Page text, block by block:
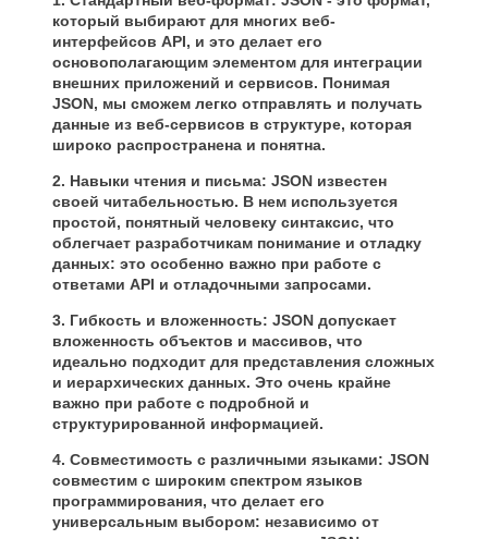
который выбирают для многих веб-
интерфейсов API, и это делает его
основополагающим элементом для интеграции
внешних приложений и сервисов. Понимая
JSON, мы сможем легко отправлять и получать
данные из веб-сервисов в структуре, которая
широко распространена и понятна.
2. Навыки чтения и письма: JSON известен
своей читабельностью. В нем используется
простой, понятный человеку синтаксис, что
облегчает разработчикам понимание и отладку
данных: это особенно важно при работе с
ответами API и отладочными запросами.
3. Гибкость и вложенность: JSON допускает
вложенность объектов и массивов, что
идеально подходит для представления сложных
и иерархических данных. Это очень крайне
важно при работе с подробной и
структурированной информацией.
4. Совместимость с различными языками: JSON
совместим с широким спектром языков
программирования, что делает его
универсальным выбором: независимо от